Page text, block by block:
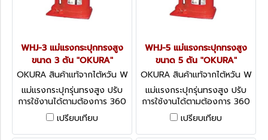
WHJ-3 แม่แรงกระปุกทรงสูง
ขนาด 3 ตัน "OKURA"
OKURA สินค้าแท้จากไต้หวัน W
HJ-3
แม่แรงกระปุกรุ่นทรงสูง ปรับ
การใช้งานได้ตามต้องการ 360
องศา ทั้งแนวตั้ง แนวตะแคง
แนวนอน
เปรียบเทียบ
WHJ-5 แม่แรงกระปุกทรงสูง
ขนาด 5 ตัน "OKURA"
OKURA สินค้าแท้จากไต้หวัน W
HJ-5
แม่แรงกระปุกรุ่นทรงสูง ปรับ
การใช้งานได้ตามต้องการ 360
องศา ทั้งแนวตั้ง แนวตะแคง
แนวนอน
เปรียบเทียบ